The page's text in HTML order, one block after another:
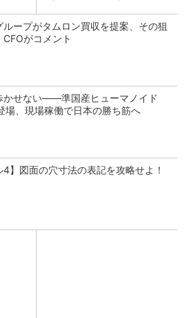
ループがタムロン買収を提案、その狙
がコメント
かせない――準国産ヒューマノイド
場、現場稼働で日本の勝ち筋へ
4】図面の穴寸法の表記を攻略せよ！